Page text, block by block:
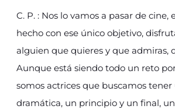
C. P. : Nos lo vamos a pasar de cine,
hecho con ese único objetivo,
alguien que quieres y que admiras,
Aunque está siendo todo un reto
somos actrices que buscamos
dramática, un principio y un final,